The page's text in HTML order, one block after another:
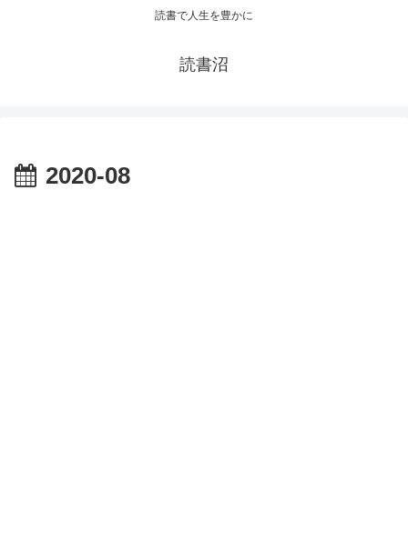
読書で人生を豊かに
読書沼
2020-08